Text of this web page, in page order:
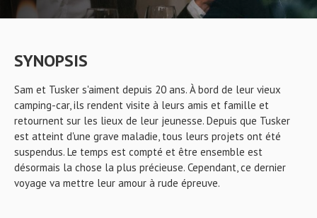
SYNOPSIS
Sam et Tusker s'aiment depuis 20 ans. À bord de leur vieux
camping-car, ils rendent visite à leurs amis et famille et
retournent sur les lieux de leur jeunesse. Depuis que Tusker
est atteint d'une grave maladie, tous leurs projets ont été
suspendus. Le temps est compté et être ensemble est
désormais la chose la plus précieuse. Cependant, ce dernier
voyage va mettre leur amour à rude épreuve.